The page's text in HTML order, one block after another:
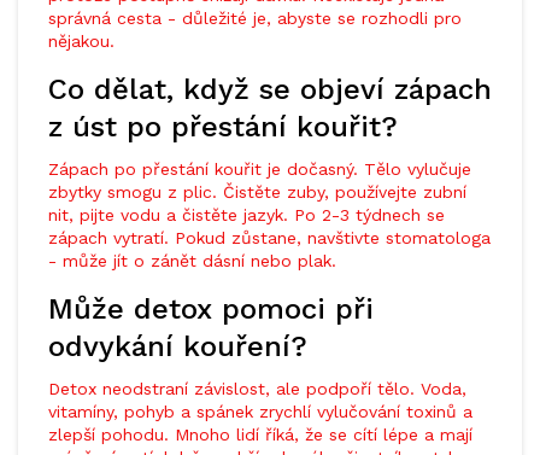
správná cesta - důležité je, abyste se rozhodli pro
nějakou.
Co dělat, když se objeví zápach
z úst po přestání kouřit?
Zápach po přestání kouřit je dočasný. Tělo vylučuje
zbytky smogu z plic. Čistěte zuby, používejte zubní
nit, pijte vodu a čistěte jazyk. Po 2-3 týdnech se
zápach vytratí. Pokud zůstane, navštivte stomatologa
- může jít o zánět dásní nebo plak.
Může detox pomoci při
odvykání kouření?
Detox neodstraní závislost, ale podpoří tělo. Voda,
vitamíny, pohyb a spánek zrychlí vylučování toxinů a
zlepší pohodu. Mnoho lidí říká, že se cítí lépe a mají